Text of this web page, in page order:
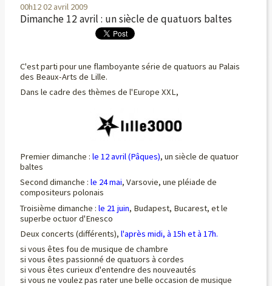
00h1202 avril 2009
Dimanche 12 avril : un siècle de quatuors baltes
C'est parti pour une flamboyante série de quatuors au Palais
des Beaux-Arts de Lille.
Dans le cadre des thèmes de l'Europe XXL,
Premier dimanche : le 12 avril (Pâques), un siècle de quatuor
baltes
Second dimanche : le 24 mai, Varsovie, une pléiade de
compositeurs polonais
Troisième dimanche : le 21 juin, Budapest, Bucarest, et le
superbe octuor d'Enesco
Deux concerts (différents), l'après midi, à 15h et à 17h.
si vous êtes fou de musique de chambre
si vous êtes passionné de quatuors à cordes
si vous êtes curieux d'entendre des nouveautés
si vous ne voulez pas rater une belle occasion de musique